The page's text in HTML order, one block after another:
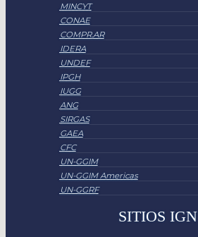
MINCYT
CONAE
COMPR.AR
IDERA
UNDEF
IPGH
IUGG
ANG
SIRGAS
GAEA
CFC
UN-GGIM
UN-GGIM Americas
UN-GGRF
SITIOS IGN